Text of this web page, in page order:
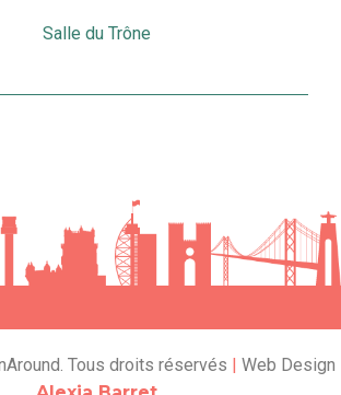
Salle du Trône
Tous droits réservés
Web Design